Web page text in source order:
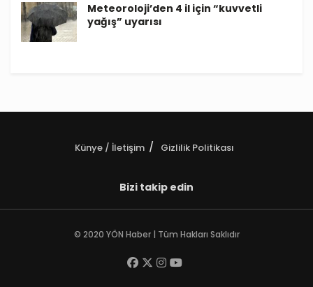
Meteoroloji’den 4 il için “kuvvetli
yağış” uyarısı
Künye / İletişim Gizlilik Politikası
Bizi takip edin
© 2020 YÖN Haber | Tüm Hakları Saklıdır